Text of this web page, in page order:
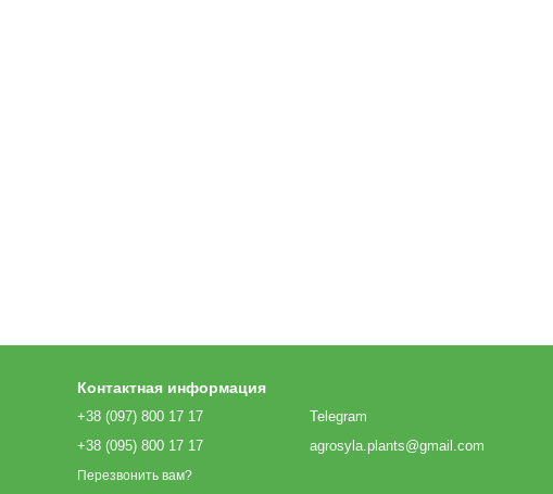
Контактная информация
+38 (097) 800 17 17
+38 (095) 800 17 17
Перезвонить вам?
Telegram
agrosyla.plants@gmail.com